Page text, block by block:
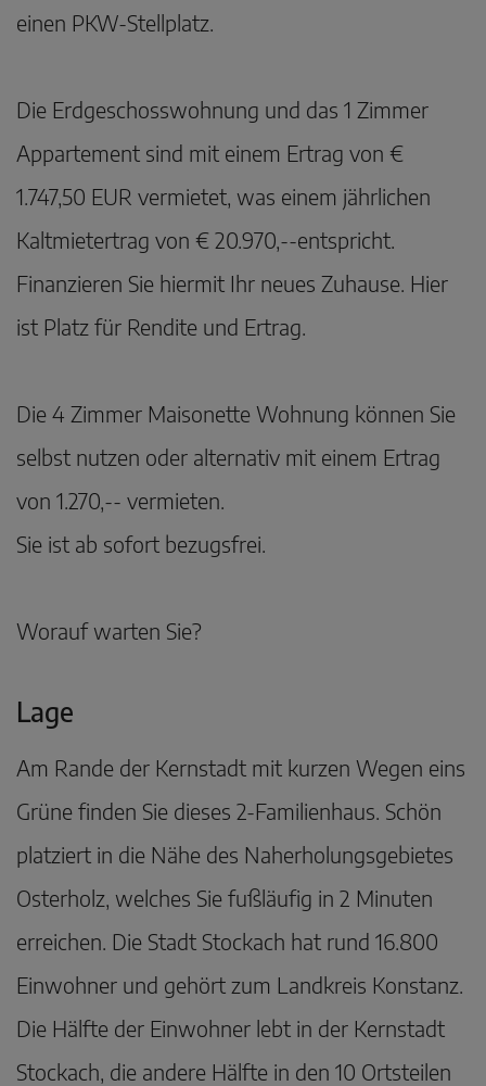
einen PKW-Stellplatz.
Die Erdgeschosswohnung und das 1 Zimmer
Appartement sind mit einem Ertrag von €
1.747,50 EUR vermietet, was einem jährlichen
Kaltmietertrag von € 20.970,--entspricht.
Finanzieren Sie hiermit Ihr neues Zuhause. Hier
ist Platz für Rendite und Ertrag.
Die 4 Zimmer Maisonette Wohnung können Sie
selbst nutzen oder alternativ mit einem Ertrag
von 1.270,-- vermieten.
Sie ist ab sofort bezugsfrei.
Worauf warten Sie?
Lage
Am Rande der Kernstadt mit kurzen Wegen eins
Grüne finden Sie dieses 2-Familienhaus. Schön
platziert in die Nähe des Naherholungsgebietes
Osterholz, welches Sie fußläufig in 2 Minuten
erreichen. Die Stadt Stockach hat rund 16.800
Einwohner und gehört zum Landkreis Konstanz.
Die Hälfte der Einwohner lebt in der Kernstadt
Stockach, die andere Hälfte in den 10 Ortsteilen